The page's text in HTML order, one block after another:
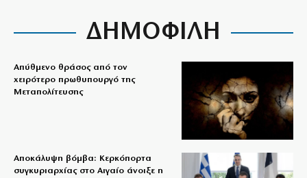
ΔΗΜΟΦΙΛΗ
Απύθμενο θράσος από τον
χειρότερο πρωθυπουργό της
Μεταπολίτευσης
Αποκάλυψη βόμβα: Κερκόπορτα
συγκυριαρχίας στο Αιγαίο άνοιξε η